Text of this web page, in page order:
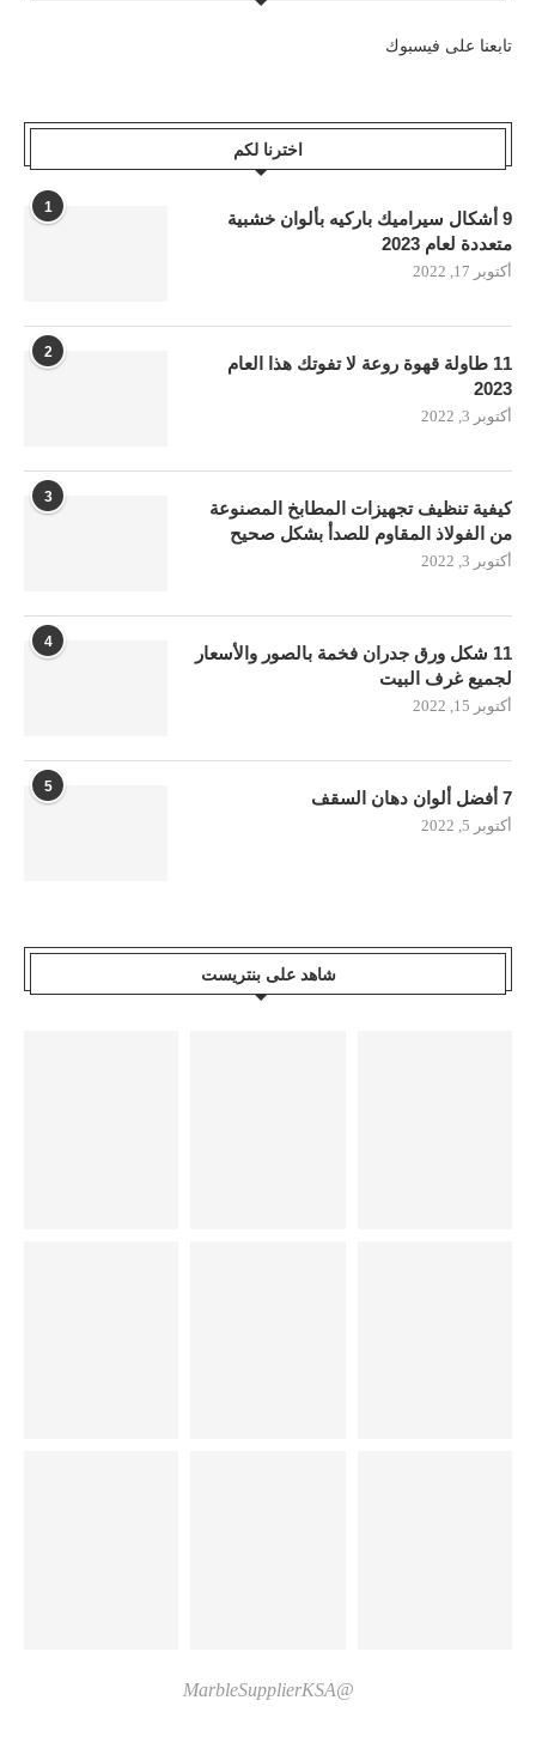
تابعنا على فيسبوك
اخترنا لكم
1
9 أشكال سيراميك باركيه بألوان خشبية
متعددة لعام 2023
أكتوبر 17, 2022
2
11 طاولة قهوة روعة لا تفوتك هذا العام
2023
أكتوبر 3, 2022
3
كيفية تنظيف تجهيزات المطابخ المصنوعة
من الفولاذ المقاوم للصدأ بشكل صحيح
أكتوبر 3, 2022
4
11 شكل ورق جدران فخمة بالصور والأسعار
لجميع غرف البيت
أكتوبر 15, 2022
5
7 أفضل ألوان دهان السقف
أكتوبر 5, 2022
شاهد على بنتريست
@MarbleSupplierKSA